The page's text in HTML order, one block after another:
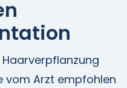
vom Arzt empfohlen